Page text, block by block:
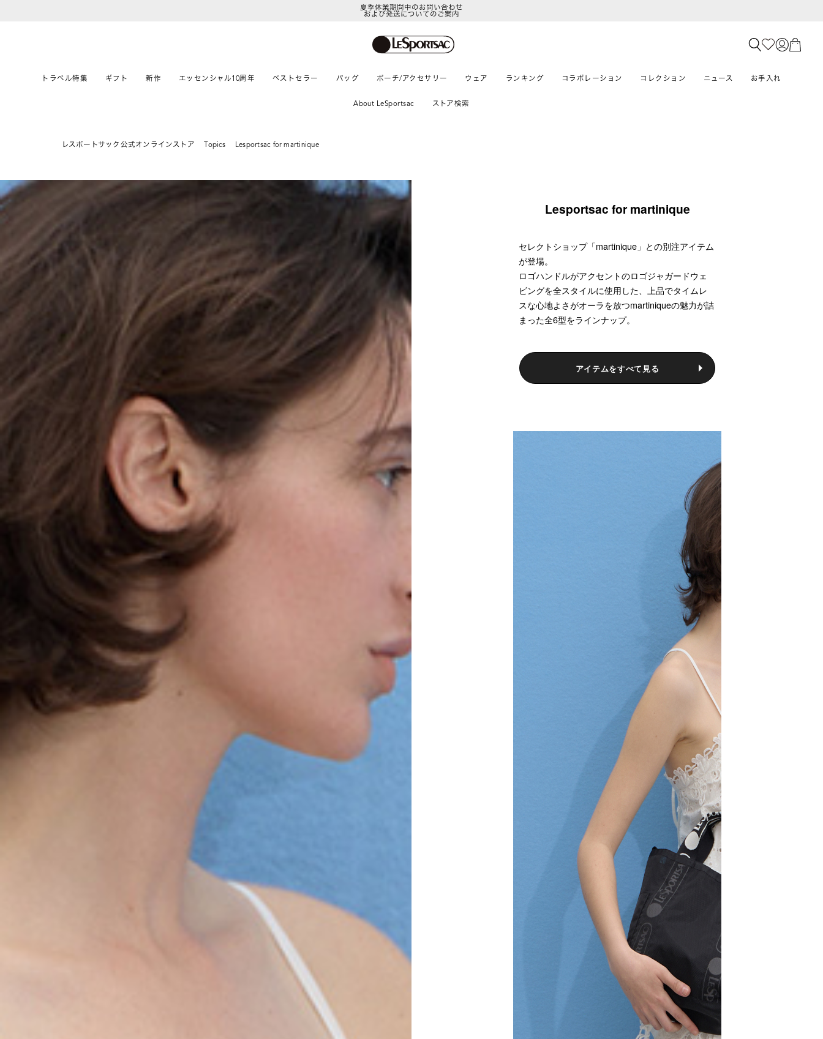
LeSportsac Member's Club
ポイントアップキャンペーン開催中
トラベル特集 ギフト 新作 エッセンシャル10周年 ベストセラー バッグ ポーチ/アクセサリー ウェア ランキング コラボレーション コレクション ニュース お手入れ
About LeSportsac ストア検索
レスポートサック公式オンラインストア Topics Lesportsac for martinique
Lesportsac for martinique
セレクトショップ「martinique」との別注アイテム
が登場。
ロゴハンドルがアクセントのロゴジャガードウェ
ビングを全スタイルに使用した、上品でタイムレ
スな心地よさがオーラを放つmartiniqueの魅力が詰
まった全6型をラインナップ。
アイテムをすべて見る